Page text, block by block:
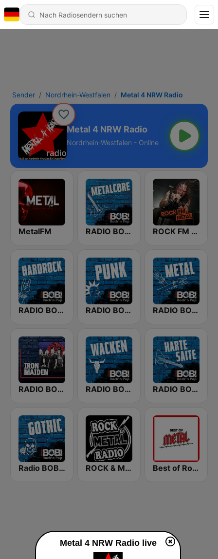
Sender Nordrhein-Westfalen Metal 4 NRW Radio
Metal 4 NRW Radio
Nordrhein-Westfalen - Online
MetalFM RADIO BOB! Metalcore ROCK FM METAL
RADIO BOB! Hardrock RADIO BOB! Punk RADIO BOB! Metal
RADIO BOB! Iron Maiden RADIO BOB! Wacken RADIO BOB! Harte Saite
Radio BOB! Gothic Rock ROCK & METAL Best of Rock - Metal.FM
Metal 4 NRW Radio live